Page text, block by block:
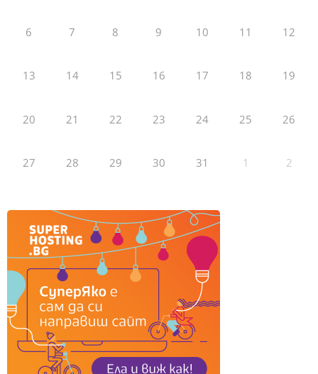
6 7 8 9 10 11 12
13 14 15 16 17 18 19
20 21 22 23 24 25 26
27 28 29 30 31 1 2